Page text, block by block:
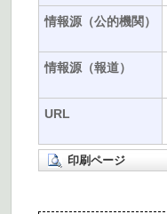
情報源（公的機関）
情報源（報道）
URL
印刷ページ